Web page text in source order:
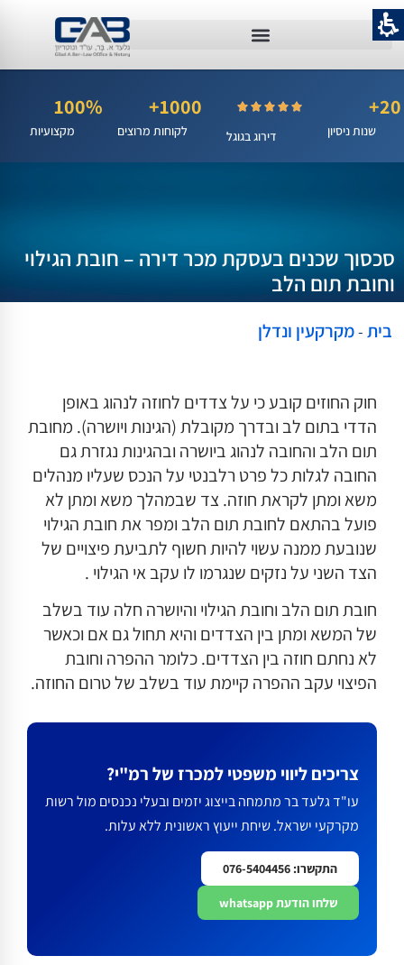
20+
שנות ניסיון דירוג בגוגל
1000+
לקוחות מרוצים
100%
מקצועיות
סכסוך שכנים בעסקת מכר דירה – חובת הגילוי
וחובת תום הלב
בית -מקרקעין ונדלן
חוק החוזים קובע כי על צדדים לחוזה לנהוג באופן
הדדי בתום לב ובדרך מקובלת (הגינות ויושרה). מחובת
תום הלב והחובה לנהוג ביושרה ובהגינות נגזרת גם
החובה לגלות כל פרט רלבנטי על הנכס שעליו מנהלים
משא ומתן לקראת חוזה. צד שבמהלך משא ומתן לא
פועל בהתאם לחובת תום הלב ומפר את חובת הגילוי
שנובעת ממנה עשוי להיות חשוף לתביעת פיצויים של
הצד השני על נזקים שנגרמו לו עקב אי הגילוי .
חובת תום הלב וחובת הגילוי והיושרה חלה עוד בשלב
של המשא ומתן בין הצדדים והיא תחול גם אם וכאשר
לא נחתם חוזה בין הצדדים. כלומר ההפרה וחובת
הפיצוי עקב ההפרה קיימת עוד בשלב של טרום החוזה.
צריכים ליווי משפטי למכרז של רמ"י?
עו"ד גלעד בר מתמחה בייצוג יזמים ובעלי נכנסים מול רשות
מקרקעי ישראל. שיחת ייעוץ ראשונית ללא עלות.
התקשרו: 076-5404456
שלחו הודעת whatsapp